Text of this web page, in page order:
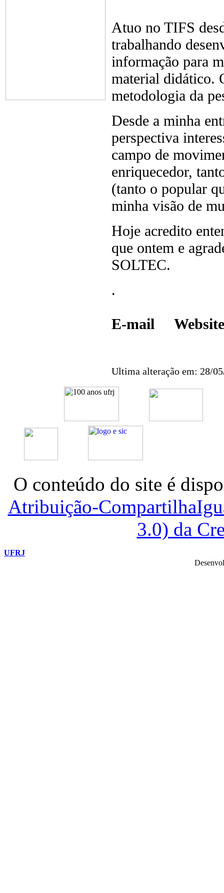
Atuo no TIFS
trabalhando
informação para
material didático.
metodologia da
Desde a minha
perspectiva
campo de
enriquecedor,
(tanto o popular
minha visão de
Hoje acredito
que ontem e
SOLTEC.
.
E-mail
Ultima alteração em: 28/
O conteúdo do site é
Atribuição-
3.0) da
UFRJ